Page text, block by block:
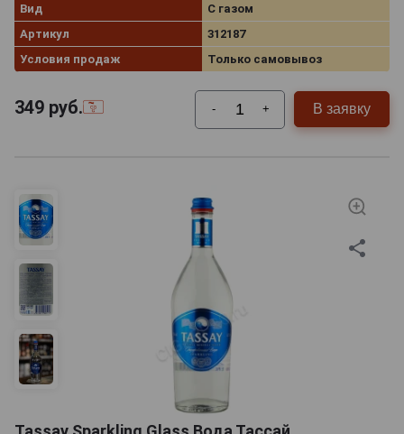
Вид
С газом
Артикул
312187
Условия продаж
Только самовывоз
349 руб. - + В заявку